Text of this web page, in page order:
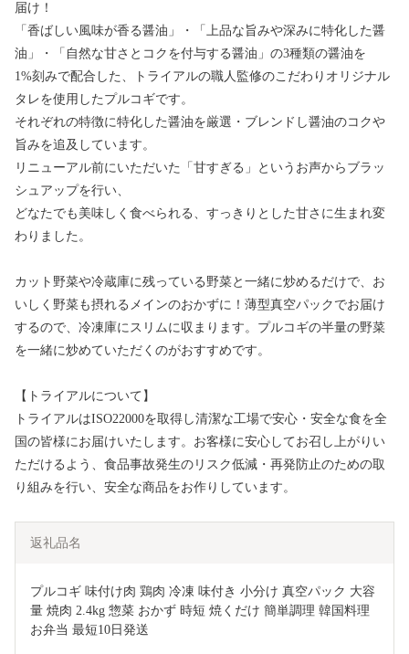
届け！
「香ばしい風味が香る醤油」・「上品な旨みや深みに特化した醤
油」・「自然な甘さとコクを付与する醤油」の3種類の醤油を
1%刻みで配合した、トライアルの職人監修のこだわりオリジナル
タレを使用したプルコギです。
それぞれの特徴に特化した醤油を厳選・ブレンドし醤油のコクや
旨みを追及しています。
リニューアル前にいただいた「甘すぎる」というお声からブラッ
シュアップを行い、
どなたでも美味しく食べられる、すっきりとした甘さに生まれ変
わりました。
カット野菜や冷蔵庫に残っている野菜と一緒に炒めるだけで、お
いしく野菜も摂れるメインのおかずに！薄型真空パックでお届け
するので、冷凍庫にスリムに収まります。プルコギの半量の野菜
を一緒に炒めていただくのがおすすめです。
【トライアルについて】
トライアルはISO22000を取得し清潔な工場で安心・安全な食を全
国の皆様にお届けいたします。お客様に安心してお召し上がりい
ただけるよう、食品事故発生のリスク低減・再発防止のための取
り組みを行い、安全な商品をお作りしています。
返礼品名
プルコギ 味付け肉 鶏肉 冷凍 味付き 小分け 真空パック 大容
量 焼肉 2.4kg 惣菜 おかず 時短 焼くだけ 簡単調理 韓国料理
お弁当 最短10日発送